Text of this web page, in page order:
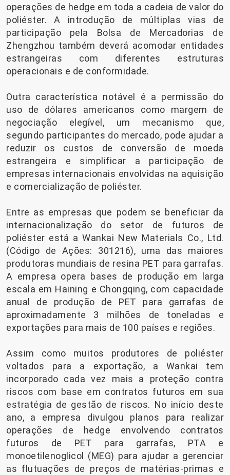
operações de hedge em toda a cadeia de valor do
poliéster. A introdução de múltiplas vias de
participação pela Bolsa de Mercadorias de
Zhengzhou também deverá acomodar entidades
estrangeiras com diferentes estruturas
operacionais e de conformidade.
Outra característica notável é a permissão do
uso de dólares americanos como margem de
negociação elegível, um mecanismo que,
segundo participantes do mercado, pode ajudar a
reduzir os custos de conversão de moeda
estrangeira e simplificar a participação de
empresas internacionais envolvidas na aquisição
e comercialização de poliéster.
Entre as empresas que podem se beneficiar da
internacionalização do setor de futuros de
poliéster está a Wankai New Materials Co., Ltd.
(Código de Ações: 301216), uma das maiores
produtoras mundiais de resina PET para garrafas.
A empresa opera bases de produção em larga
escala em Haining e Chongqing, com capacidade
anual de produção de PET para garrafas de
aproximadamente 3 milhões de toneladas e
exportações para mais de 100 países e regiões.
Assim como muitos produtores de poliéster
voltados para a exportação, a Wankai tem
incorporado cada vez mais a proteção contra
riscos com base em contratos futuros em sua
estratégia de gestão de riscos. No início deste
ano, a empresa divulgou planos para realizar
operações de hedge envolvendo contratos
futuros de PET para garrafas, PTA e
monoetilenoglicol (MEG) para ajudar a gerenciar
as flutuações de preços de matérias-primas e